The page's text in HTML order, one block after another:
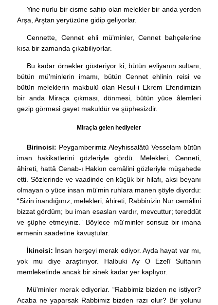
Yine nurlu bir cisme sahip olan melekler bir anda yerden
Arşa, Arştan yeryüzüne gidip geliyorlar.
Cennette, Cennet ehli mü'minler, Cennet bahçelerine
kısa bir zamanda çıkabiliyorlar.
Bu kadar örnekler gösteriyor ki, bütün evliyanın sultanı,
bütün mü'minlerin imamı, bütün Cennet ehlinin reisi ve
bütün meleklerin makbulü olan Resul-i Ekrem Efendimizin
bir anda Miraça çıkması, dönmesi, bütün yüce âlemleri
gezip görmesi gayet makuldür ve şüphesizdir.
Miraçla gelen hediyeler
Birincisi: Peygamberimiz Aleyhissalâtü Vesselam bütün
iman hakikatlerini gözleriyle gördü. Melekleri, Cenneti,
âhireti, hattâ Cenab-ı Hakkın cemâlini gözleriyle müşahede
etti. Sözlerinde ve vaadinde en küçük bir hilafı, aksi beyanı
olmayan o yüce insan mü'min ruhlara manen şöyle diyordu:
“Sizin inandığınız, melekleri, âhireti, Rabbinizin Nur cemâlini
bizzat gördüm; bu iman esasları vardır, mevcuttur; tereddüt
ve şüphe etmeyiniz.” Böylece mü'minler sonsuz bir imana
ermenin saadetine kavuştular.
İkincisi: İnsan herşeyi merak ediyor. Ayda hayat var mı,
yok mu diye araştırıyor. Halbuki Ay O Ezelî Sultanın
memleketinde ancak bir sinek kadar yer kaplıyor.
Mü'minler merak ediyorlar. “Rabbimiz bizden ne istiyor?
Acaba ne yaparsak Rabbimiz bizden razı olur? Bir yolunu